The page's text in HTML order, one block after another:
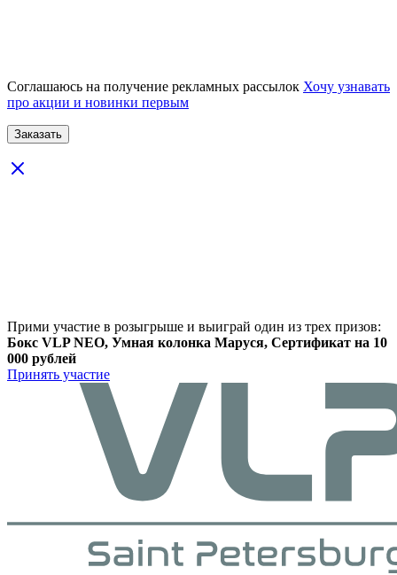
Соглашаюсь на получение рекламных рассылок Хочу узнавать
про акции и новинки первым
Прими участие в розыгрыше и выиграй один из трех призов:
Бокс VLP NEO, Умная колонка Маруся, Сертификат на 10
000 рублей
Принять участие